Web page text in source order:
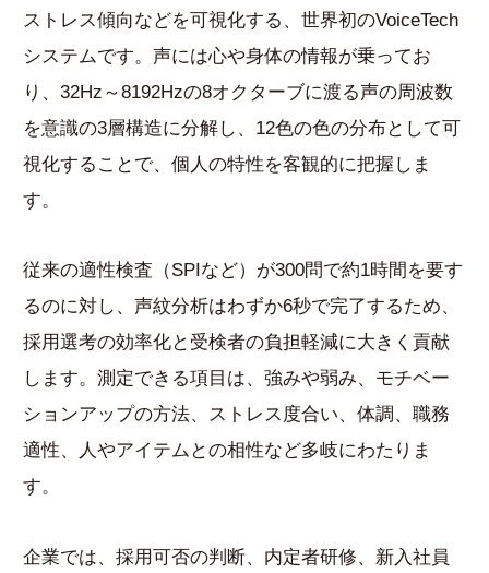
ストレス傾向などを可視化する、世界初のVoiceTech
システムです。声には心や身体の情報が乗ってお
り、32Hz～8192Hzの8オクターブに渡る声の周波数
を意識の3層構造に分解し、12色の色の分布として可
視化することで、個人の特性を客観的に把握しま
す。
従来の適性検査（SPIなど）が300問で約1時間を要す
るのに対し、声紋分析はわずか6秒で完了するため、
採用選考の効率化と受検者の負担軽減に大きく貢献
します。測定できる項目は、強みや弱み、モチベー
ションアップの方法、ストレス度合い、体調、職務
適性、人やアイテムとの相性など多岐にわたりま
す。
企業では、採用可否の判断、内定者研修、新入社員